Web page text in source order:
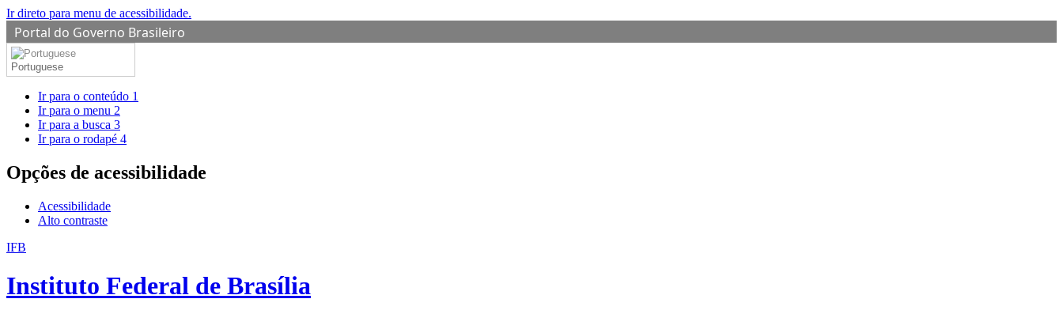
Ir direto para menu de acessibilidade.
Portal do Governo Brasileiro
Portuguese
Ir para o conteúdo 1
Ir para o menu 2
Ir para a busca 3
Ir para o rodapé 4
Opções de acessibilidade
Acessibilidade
Alto contraste
IFB
Instituto Federal de Brasília